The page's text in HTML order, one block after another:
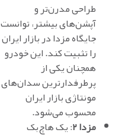
طراحی مدرن‌تر و
آپشن‌های بیشتر، توانست
جایگاه مزدا در بازار ایران
را تثبیت کند. این خودرو
همچنان یکی از
پرطرفدارترین سدان‌های
مونتاژی بازار ایران
محسوب می‌شود.
مزدا ۲ : یک هاچ‌بک